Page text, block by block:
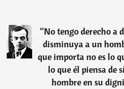
“No tengo derecho a
disminuya a un
que importa no es lo
lo que él piensa de
hombre en su